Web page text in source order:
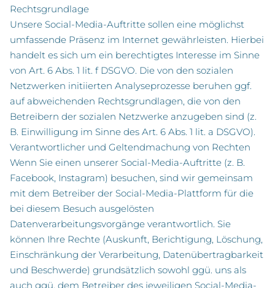
Rechtsgrundlage
Unsere Social-Media-Auftritte sollen eine möglichst
umfassende Präsenz im Internet gewährleisten. Hierbei
handelt es sich um ein berechtigtes Interesse im Sinne
von Art. 6 Abs. 1 lit. f DSGVO. Die von den sozialen
Netzwerken initiierten Analyseprozesse beruhen ggf.
auf abweichenden Rechtsgrundlagen, die von den
Betreibern der sozialen Netzwerke anzugeben sind (z.
B. Einwilligung im Sinne des Art. 6 Abs. 1 lit. a DSGVO).
Verantwortlicher und Geltendmachung von Rechten
Wenn Sie einen unserer Social-Media-Auftritte (z. B.
Facebook, Instagram) besuchen, sind wir gemeinsam
mit dem Betreiber der Social-Media-Plattform für die
bei diesem Besuch ausgelösten
Datenverarbeitungsvorgänge verantwortlich. Sie
können Ihre Rechte (Auskunft, Berichtigung, Löschung,
Einschränkung der Verarbeitung, Datenübertragbarkeit
und Beschwerde) grundsätzlich sowohl ggü. uns als
auch ggü. dem Betreiber des jeweiligen Social-Media-